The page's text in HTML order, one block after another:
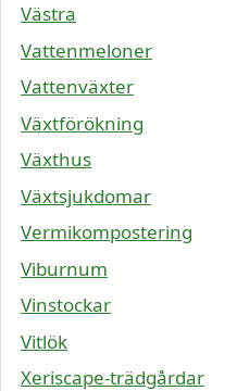
Västra
Vattenmeloner
Vattenväxter
Växtförökning
Växthus
Växtsjukdomar
Vermikompostering
Viburnum
Vinstockar
Vitlök
Xeriscape-trädgårdar